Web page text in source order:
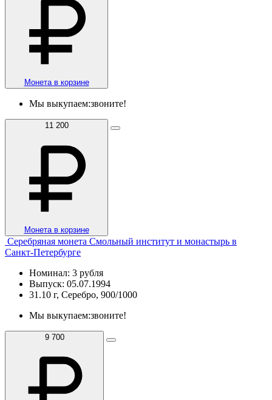
Монета в корзине
Мы выкупаем:звоните!
11 200
Монета в корзине
Серебряная монета Смольный институт и монастырь в
Санкт-Петербурге
Номинал: 3 рубля
Выпуск: 05.07.1994
31.10 г, Серебро, 900/1000
Мы выкупаем:звоните!
9 700